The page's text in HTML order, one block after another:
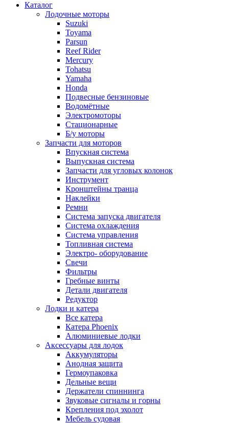
Каталог
Лодочные моторы
Suzuki
Toyama
Parsun
Reef Rider
Mercury
Tohatsu
Yamaha
Honda
Подвесные бензиновые
Водомётные
Электромоторы
Стационарные
Б/у моторы
Запчасти для моторов
Впускная система
Выпускная система
Запчасти для угловых колонок
Инструмент
Кронштейны транца
Наклейки
Ремни
Система запуска двигателя
Система охлаждения
Система управления
Топливная система
Электро- оборудование
Свечи
Фильтры
Гребные винты
Детали двигателя
Редуктор
Лодки и катера
Все катера
Катера Phoenix
Алюминиевые лодки
Аксессуары для лодок
Аккумуляторы
Анодная защита
Гермоупаковка
Дельные вещи
Держатели спиннинга
Звуковые сигналы и горны
Крепления под эхолот
Мебель судовая